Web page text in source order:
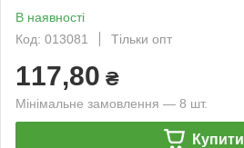
В наявності
Код: 013081
Тільки опт
117,80 ₴
Мінімальне замовлення — 8 шт.
Купити